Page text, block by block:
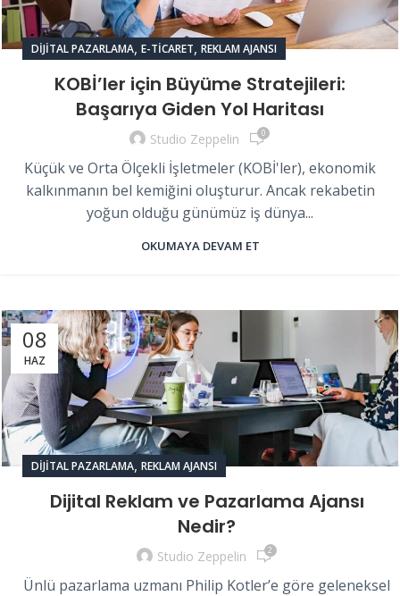
DIJITAL PAZARLAMA, E-TICARET, REKLAM AJANSI
KOBİ’ler için Büyüme Stratejileri:
Başarıya Giden Yol Haritası
Studio Zeppelin 0
Küçük ve Orta Ölçekli İşletmeler (KOBİ'ler), ekonomik
kalkınmanın bel kemiğini oluşturur. Ancak rekabetin
yoğun olduğu günümüz iş dünya...
OKUMAYA DEVAM ET
08
HAZ
DIJITAL PAZARLAMA, REKLAM AJANSI
Dijital Reklam ve Pazarlama Ajansı
Nedir?
Studio Zeppelin 2
Ünlü pazarlama uzmanı Philip Kotler’e göre geleneksel